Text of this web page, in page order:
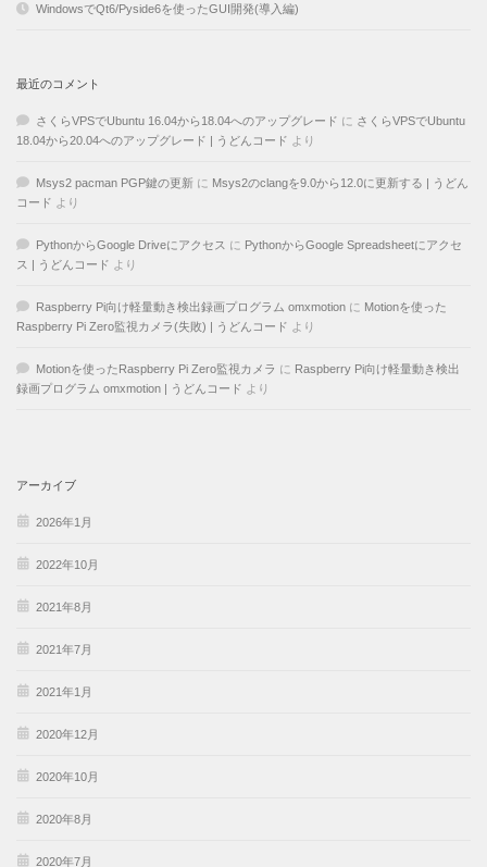
WindowsでQt6/Pyside6を使ったGUI開発(導入編)
最近のコメント
さくらVPSでUbuntu 16.04から18.04へのアップグレード に さくらVPSでUbuntu
18.04から20.04へのアップグレード | うどんコード より
Msys2 pacman PGP鍵の更新 に Msys2のclangを9.0から12.0に更新する | うどん
コード より
PythonからGoogle Driveにアクセス に PythonからGoogle Spreadsheetにアクセ
ス | うどんコード より
Raspberry Pi向け軽量動き検出録画プログラム omxmotion に Motionを使った
Raspberry Pi Zero監視カメラ(失敗) | うどんコード より
Motionを使ったRaspberry Pi Zero監視カメラ に Raspberry Pi向け軽量動き検出
録画プログラム omxmotion | うどんコード より
アーカイブ
2026年1月
2022年10月
2021年8月
2021年7月
2021年1月
2020年12月
2020年10月
2020年8月
2020年7月